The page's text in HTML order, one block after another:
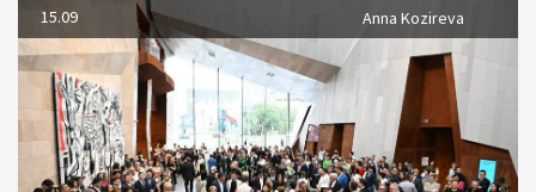
15.09 Anna Kozireva